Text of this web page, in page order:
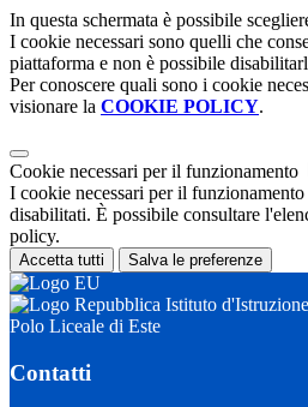
In questa schermata è possibile
I cookie necessari sono quelli che
piattaforma e non è possibile
Per conoscere quali sono i cookie
visionare la COOKIE POLICY.
Cookie necessari per il funzionamento
I cookie necessari per il funzionamento
disabilitati. È possibile consultare
policy.
Accetta tutti Salva le preferenze
Istituto
Polo Liceale di Este
Contatti